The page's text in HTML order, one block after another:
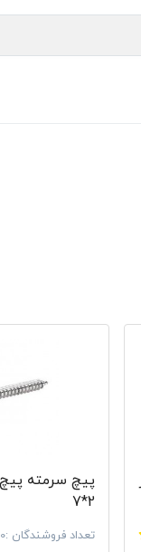
پیچ سرمته
2*7
تعداد فروشندگان :0